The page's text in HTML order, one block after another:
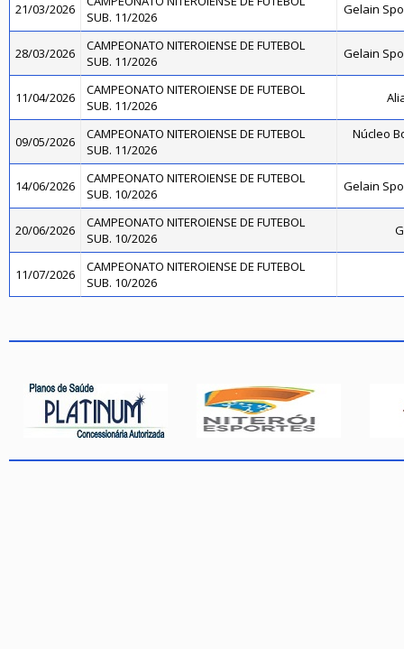
21/03/2026
SUB. 11/2026
Gelain
28/03/2026
CAMPEONATO NITEROIENSE DE FUTEBOL
SUB. 11/2026
Gelain
11/04/2026
CAMPEONATO NITEROIENSE DE FUTEBOL
SUB. 11/2026
09/05/2026
CAMPEONATO NITEROIENSE DE FUTEBOL
SUB. 11/2026
Núcleo
14/06/2026
CAMPEONATO NITEROIENSE DE FUTEBOL
SUB. 10/2026
Gelain
20/06/2026
CAMPEONATO NITEROIENSE DE FUTEBOL
SUB. 10/2026
11/07/2026
CAMPEONATO NITEROIENSE DE FUTEBOL
SUB. 10/2026